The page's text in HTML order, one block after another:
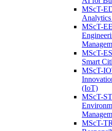
MScT-
Analytics
MScT-
MScT-
Smart
MScT-
(IoT)
MScT-
MScT-